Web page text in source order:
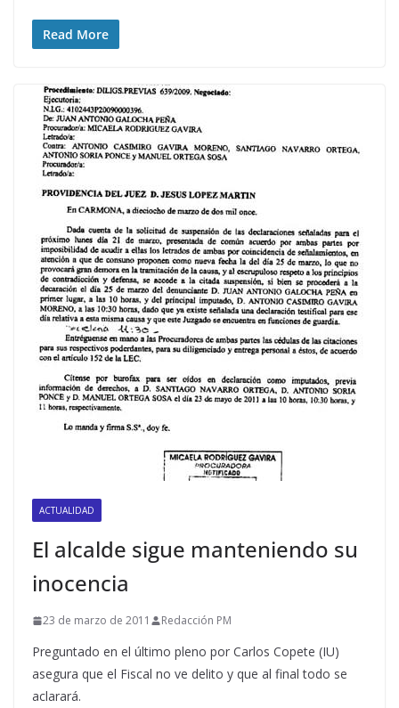
Read More
ACTUALIDAD
El alcalde sigue manteniendo su
inocencia
23 de marzo de 2011 Redacción PM
Preguntado en el último pleno por Carlos Copete (IU)
asegura que el Fiscal no ve delito y que al final todo se
aclarará.